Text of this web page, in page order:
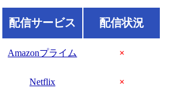
配信サービス 配信状況
Amazonプライム ×
Netflix ×